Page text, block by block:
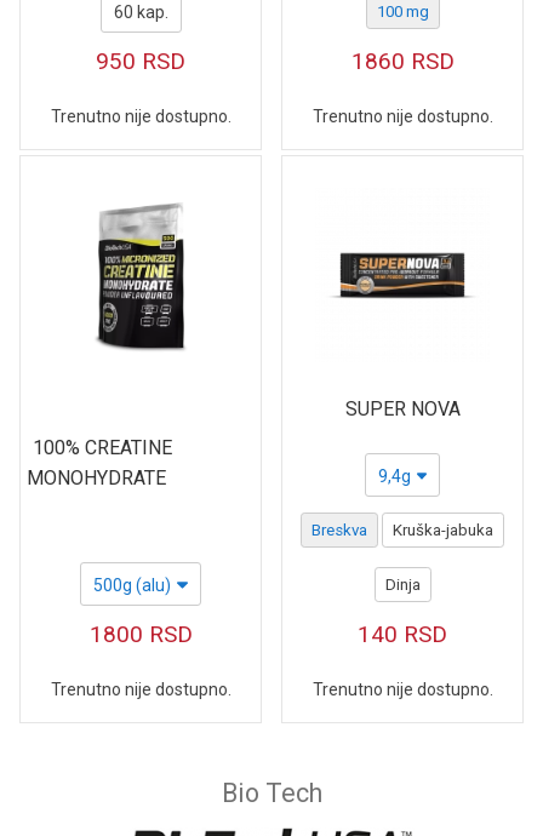
60 kap.
950 RSD
Trenutno nije dostupno.
100 mg
1860 RSD
Trenutno nije dostupno.
100% CREATINE
MONOHYDRATE
500g (alu)
1800 RSD
Trenutno nije dostupno.
SUPER NOVA
9,4g
Breskva Kruška-jabuka
Dinja
140 RSD
Trenutno nije dostupno.
Bio Tech